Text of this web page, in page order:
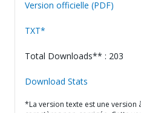
Version officielle (PDF)
TXT*
Total Downloads** : 203
Download Stats
*La version texte est une version